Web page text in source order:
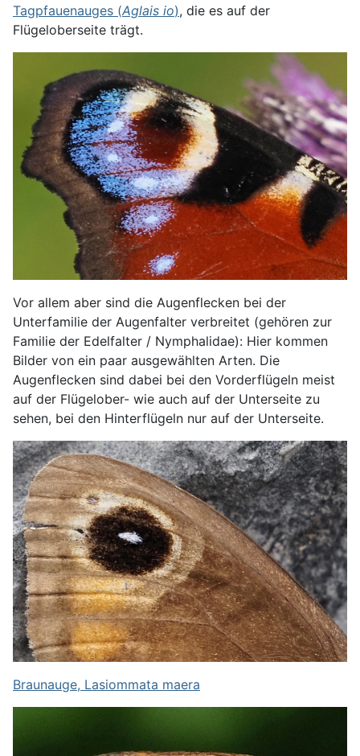
Tagpfauenauges (Aglais io), die es auf der
Flügeloberseite trägt.
Vor allem aber sind die Augenflecken bei der
Unterfamilie der Augenfalter verbreitet (gehören zur
Familie der Edelfalter / Nymphalidae): Hier kommen
Bilder von ein paar ausgewählten Arten. Die
Augenflecken sind dabei bei den Vorderflügeln meist
auf der Flügelober- wie auch auf der Unterseite zu
sehen, bei den Hinterflügeln nur auf der Unterseite.
Braunauge, Lasiommata maera